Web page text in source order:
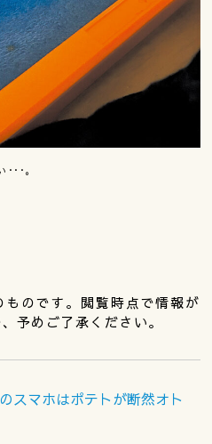
･･。
のです。閲覧時点で情報が
予めご了承ください。
スマホはポテトが断然オト